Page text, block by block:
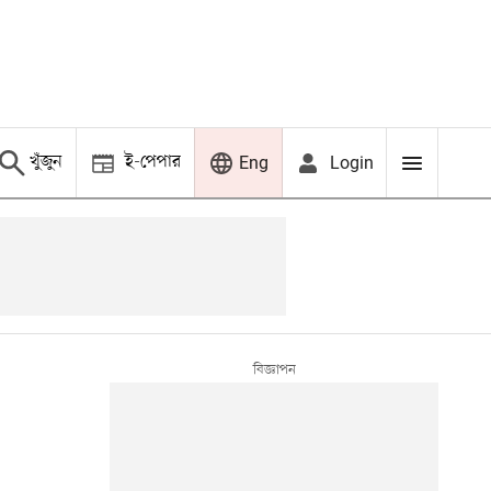
খুঁজুন ই-পেপার Eng Login